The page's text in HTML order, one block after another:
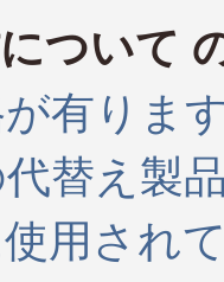
ついて
有りま
替え製
用され